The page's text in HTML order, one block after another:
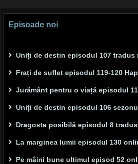
Episoade noi
Uniți de destin episodul 107 tradus
Frați de suflet episodul 119-120
Jurământ pentru o viață episodul
Uniți de destin episodul 106
Dragoste posibilă episodul 8
La marginea lumii episodul 130
Pe mâini bune ultimul episod 52